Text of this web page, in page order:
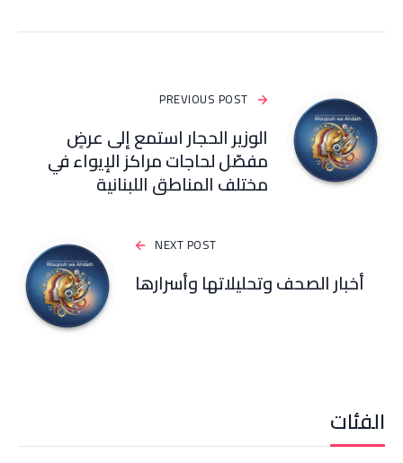
PREVIOUS POST
الوزير الحجار استمع إلى عرضٍ
مفصّل لحاجات مراكز الإيواء في
مختلف المناطق اللبنانية
NEXT POST
أخبار الصحف وتحليلاتها وأسرارها
الفئات